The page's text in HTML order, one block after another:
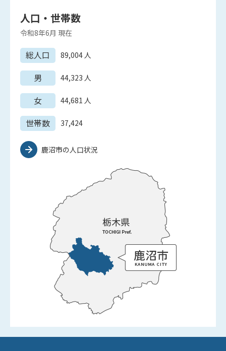
人口・世帯数
令和8年6月 現在
総人口 89,004 人
男 44,323 人
女 44,681 人
世帯数 37,424
鹿沼市の人口状況